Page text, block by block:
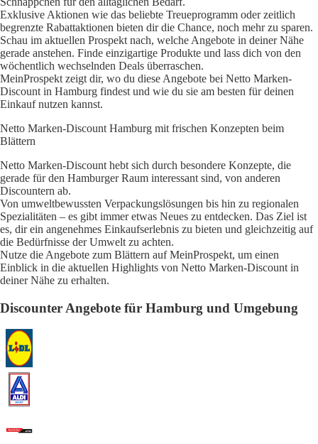
Exklusive Aktionen wie das beliebte Treueprogramm oder zeitlich
begrenzte Rabattaktionen bieten dir die Chance, noch mehr zu sparen.
Schau im aktuellen Prospekt nach, welche Angebote in deiner Nähe
gerade anstehen. Finde einzigartige Produkte und lass dich von den
wöchentlich wechselnden Deals überraschen.
MeinProspekt zeigt dir, wo du diese Angebote bei Netto Marken-
Discount in Hamburg findest und wie du sie am besten für deinen
Einkauf nutzen kannst.
Netto Marken-Discount Hamburg mit frischen Konzepten beim
Blättern
Netto Marken-Discount hebt sich durch besondere Konzepte, die
gerade für den Hamburger Raum interessant sind, von anderen
Discountern ab.
Von umweltbewussten Verpackungslösungen bis hin zu regionalen
Spezialitäten – es gibt immer etwas Neues zu entdecken. Das Ziel ist
es, dir ein angenehmes Einkaufserlebnis zu bieten und gleichzeitig auf
die Bedürfnisse der Umwelt zu achten.
Nutze die Angebote zum Blättern auf MeinProspekt, um einen
Einblick in die aktuellen Highlights von Netto Marken-Discount in
deiner Nähe zu erhalten.
Discounter Angebote für Hamburg und Umgebung